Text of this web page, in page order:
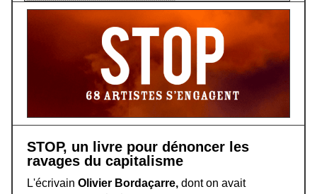
STOP, un livre pour dénoncer les
ravages du capitalisme
L'écrivain Olivier Bordaçarre, dont on avait